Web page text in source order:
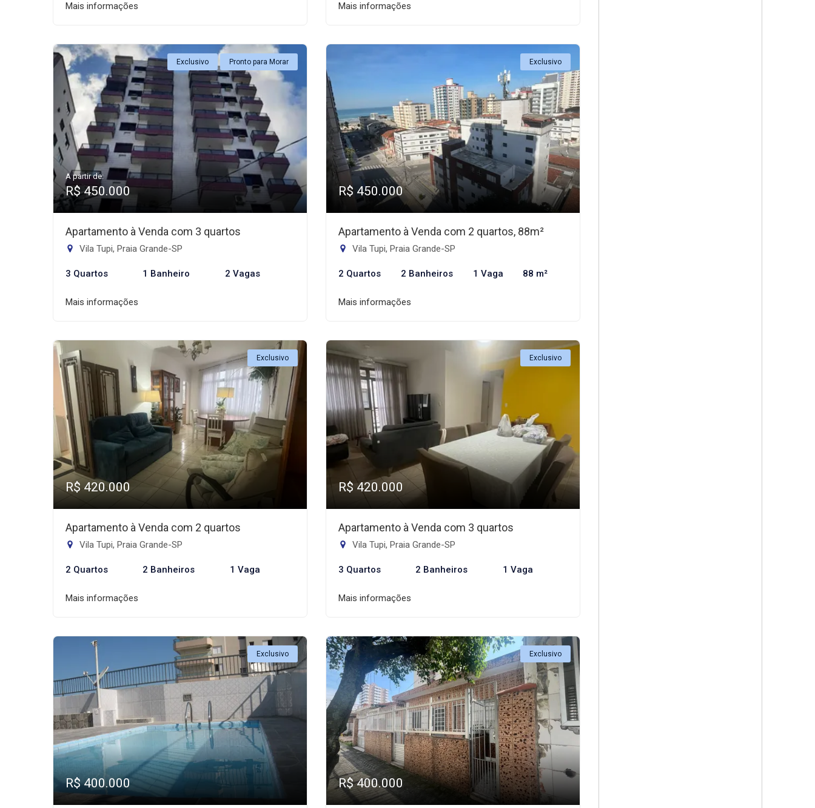
Mais informações Mais informações
Exclusivo Pronto para Morar
A partir de:
R$ 450.000
Apartamento à Venda com 3 quartos
Vila Tupi, Praia Grande-SP
3 Quartos 1 Banheiro 2 Vagas
Mais informações
Exclusivo
R$ 450.000
Apartamento à Venda com 2 quartos, 88m²
Vila Tupi, Praia Grande-SP
2 Quartos 2 Banheiros 1 Vaga 88 m²
Mais informações
Exclusivo
R$ 420.000
Apartamento à Venda com 2 quartos
Vila Tupi, Praia Grande-SP
2 Quartos 2 Banheiros 1 Vaga
Mais informações
Exclusivo
R$ 420.000
Apartamento à Venda com 3 quartos
Vila Tupi, Praia Grande-SP
3 Quartos 2 Banheiros 1 Vaga
Mais informações
Exclusivo
R$ 400.000
Exclusivo
R$ 400.000